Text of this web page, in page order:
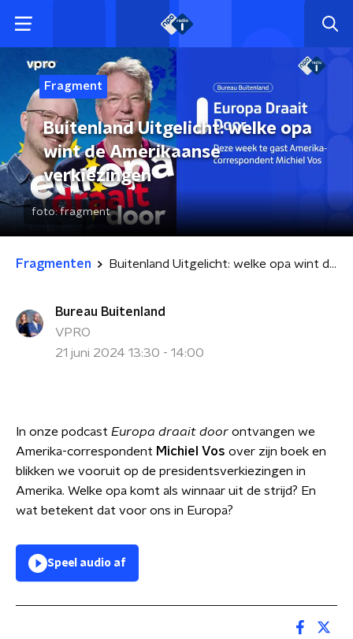
Fragment
Buitenland Uitgelicht: welke opa
wint de Amerikaanse
verkiezingen
foto:fragment
Fragmenten Buitenland Uitgelicht: welke opa wint de Amerikaanse verkiezingen
Bureau Buitenland
VPRO
21 juni 2024 13:30 - 14:00
In onze podcast Europa draait door ontvangen we
Amerika-correspondent Michiel Vos over zijn boek en
blikken we vooruit op de presidentsverkiezingen in
Amerika. Welke opa komt als winnaar uit de strijd? En
wat betekent dat voor ons in Europa?
Speel audio af